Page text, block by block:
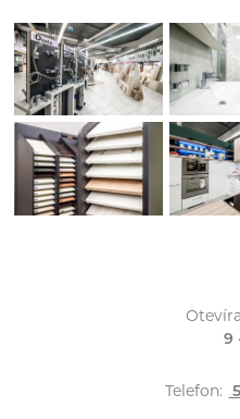
9
Telefon: